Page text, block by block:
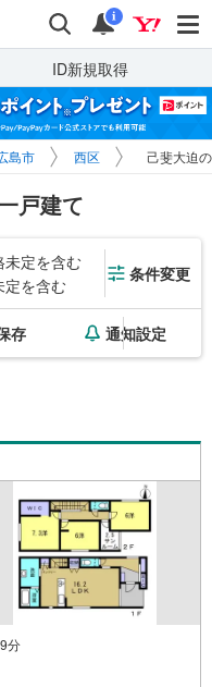
検索 通知
i
ID新規取得
島市 西区 己斐大迫
戸建て
未定を含む
定を含む
条件変更
存 通知設定
分